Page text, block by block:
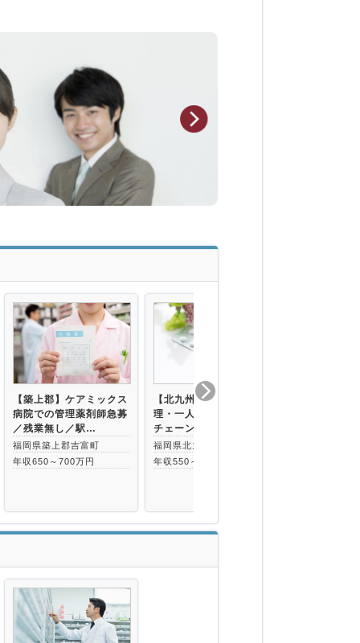
【築上郡】ケアミックス
病院での管理薬剤師急募
／残業無し／駅…
福岡県築上郡吉富町
年収650～700万円
【北九州市若松区】管
理・一人薬剤師／中規模
チェーン／ヘルプ…
福岡県北九州市若松区
年収550～720万円